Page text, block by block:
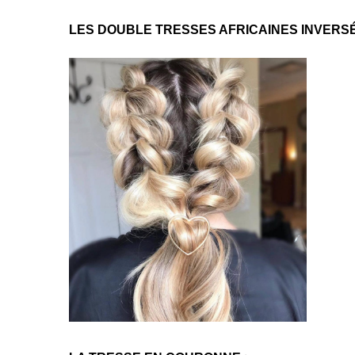
LES DOUBLE TRESSES AFRICAINES